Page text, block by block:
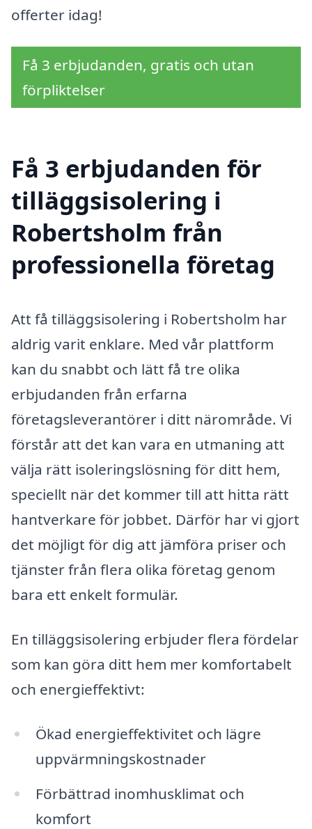
offerter idag!
Få 3 erbjudanden, gratis och utan
förpliktelser
Få 3 erbjudanden för
tilläggsisolering i
Robertsholm från
professionella företag
Att få tilläggsisolering i Robertsholm har
aldrig varit enklare. Med vår plattform
kan du snabbt och lätt få tre olika
erbjudanden från erfarna
företagsleverantörer i ditt närområde. Vi
förstår att det kan vara en utmaning att
välja rätt isoleringslösning för ditt hem,
speciellt när det kommer till att hitta rätt
hantverkare för jobbet. Därför har vi gjort
det möjligt för dig att jämföra priser och
tjänster från flera olika företag genom
bara ett enkelt formulär.
En tilläggsisolering erbjuder flera fördelar
som kan göra ditt hem mer komfortabelt
och energieffektivt:
Ökad energieffektivitet och lägre
uppvärmningskostnader
Förbättrad inomhusklimat och
komfort